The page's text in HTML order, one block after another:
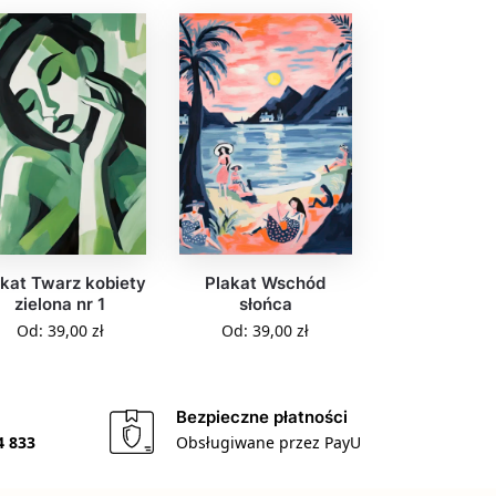
Twarz kobiety
zielona nr 1
Od: 39,00 zł
Plakat Wschód
słońca
Od:39,00zł
833
Bezpieczne płatności
Obsługiwane przez PayU